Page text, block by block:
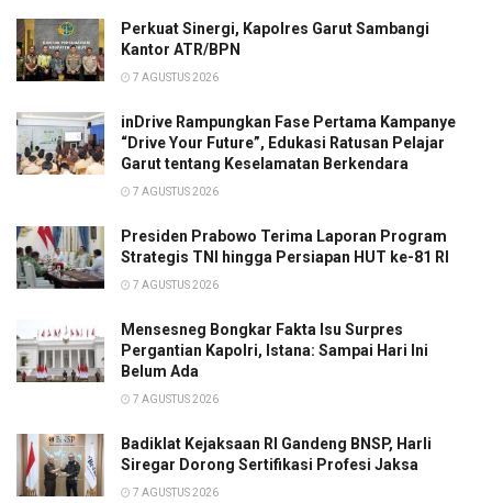
Perkuat Sinergi, Kapolres Garut Sambangi
Kantor ATR/BPN
7 AGUSTUS 2026
inDrive Rampungkan Fase Pertama Kampanye
“Drive Your Future”, Edukasi Ratusan Pelajar
Garut tentang Keselamatan Berkendara
7 AGUSTUS 2026
Presiden Prabowo Terima Laporan Program
Strategis TNI hingga Persiapan HUT ke-81 RI
7 AGUSTUS 2026
Mensesneg Bongkar Fakta Isu Surpres
Pergantian Kapolri, Istana: Sampai Hari Ini
Belum Ada
7 AGUSTUS 2026
Badiklat Kejaksaan RI Gandeng BNSP, Harli
Siregar Dorong Sertifikasi Profesi Jaksa
7 AGUSTUS 2026